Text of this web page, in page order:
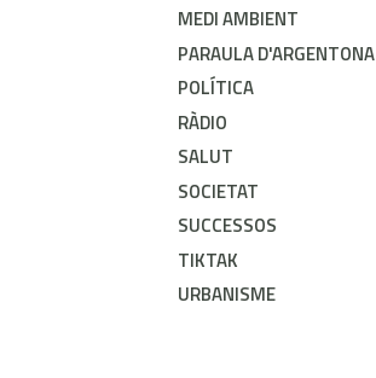
MEDI AMBIENT
PARAULA D'ARGENTONA
POLÍTICA
RÀDIO
SALUT
SOCIETAT
SUCCESSOS
TIKTAK
URBANISME